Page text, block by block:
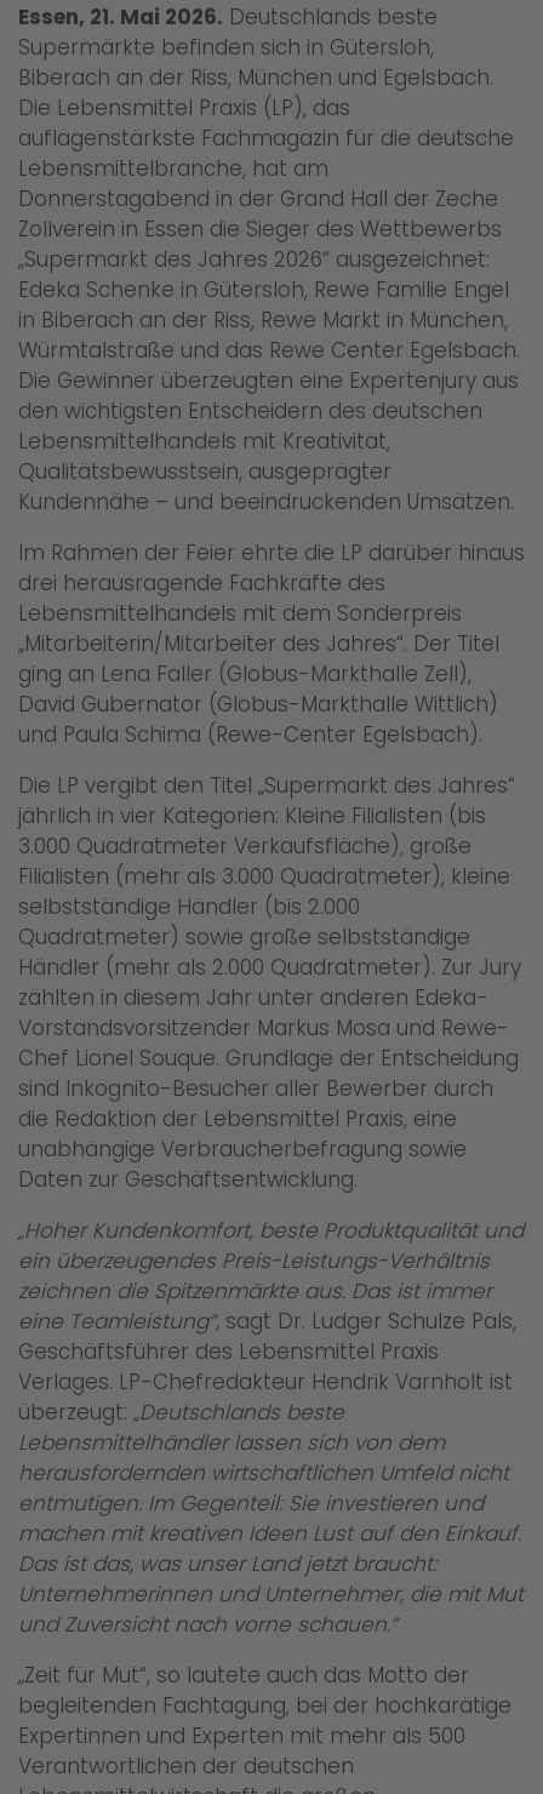
Essen, 21. Mai 2026. Deutschlands beste
Supermärkte befinden sich in Gütersloh,
Biberach an der Riss, München und Egelsbach.
Die Lebensmittel Praxis (LP), das
auflagenstärkste Fachmagazin für die deutsche
Lebensmittelbranche, hat am
Donnerstagabend in der Grand Hall der Zeche
Zollverein in Essen die Sieger des Wettbewerbs
„Supermarkt des Jahres 2026“ ausgezeichnet:
Edeka Schenke in Gütersloh, Rewe Familie Engel
in Biberach an der Riss, Rewe Markt in München,
Würmtalstraße und das Rewe Center Egelsbach.
Die Gewinner überzeugten eine Expertenjury aus
den wichtigsten Entscheidern des deutschen
Lebensmittelhandels mit Kreativität,
Qualitätsbewusstsein, ausgeprägter
Kundennähe – und beeindruckenden Umsätzen.
Im Rahmen der Feier ehrte die LP darüber hinaus
drei herausragende Fachkräfte des
Lebensmittelhandels mit dem Sonderpreis
„Mitarbeiterin/Mitarbeiter des Jahres“. Der Titel
ging an Lena Faller (Globus-Markthalle Zell),
David Gubernator (Globus-Markthalle Wittlich)
und Paula Schima (Rewe-Center Egelsbach).
Die LP vergibt den Titel „Supermarkt des Jahres“
jährlich in vier Kategorien: Kleine Filialisten (bis
3.000 Quadratmeter Verkaufsfläche), große
Filialisten (mehr als 3.000 Quadratmeter), kleine
selbstständige Händler (bis 2.000
Quadratmeter) sowie große selbstständige
Händler (mehr als 2.000 Quadratmeter). Zur Jury
zählten in diesem Jahr unter anderen Edeka-
Vorstandsvorsitzender Markus Mosa und Rewe-
Chef Lionel Souque. Grundlage der Entscheidung
sind Inkognito-Besucher aller Bewerber durch
die Redaktion der Lebensmittel Praxis, eine
unabhängige Verbraucherbefragung sowie
Daten zur Geschäftsentwicklung.
„Hoher Kundenkomfort, beste Produktqualität und
ein überzeugendes Preis-Leistungs-Verhältnis
zeichnen die Spitzenmärkte aus. Das ist immer
eine Teamleistung“, sagt Dr. Ludger Schulze Pals,
Geschäftsführer des Lebensmittel Praxis
Verlages. LP-Chefredakteur Hendrik Varnholt ist
überzeugt: „Deutschlands beste
Lebensmittelhändler lassen sich von dem
herausfordernden wirtschaftlichen Umfeld nicht
entmutigen. Im Gegenteil: Sie investieren und
machen mit kreativen Ideen Lust auf den Einkauf.
Das ist das, was unser Land jetzt braucht:
Unternehmerinnen und Unternehmer, die mit Mut
und Zuversicht nach vorne schauen.“
„Zeit für Mut“, so lautete auch das Motto der
begleitenden Fachtagung, bei der hochkarätige
Expertinnen und Experten mit mehr als 500
Verantwortlichen der deutschen